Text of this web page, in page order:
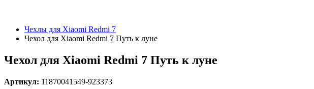
Чехлы для Xiaomi Redmi 7
Чехол для Xiaomi Redmi 7 Путь к луне
Чехол для Xiaomi Redmi 7 Путь к луне
Артикул: 11870041549-923373